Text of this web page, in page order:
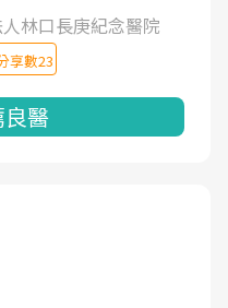
林口長庚紀念醫院
享數23
醫